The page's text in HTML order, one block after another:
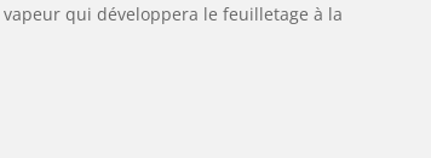
qui développera le feuilletage à la